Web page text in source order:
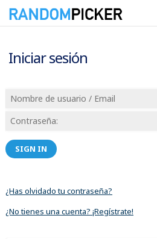
Iniciar sesión
SIGN IN
¿Has olvidado tu contraseña?
¿No tienes una cuenta? ¡Regístrate!